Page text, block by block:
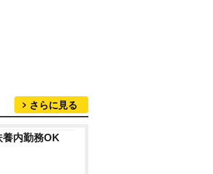
さらに見る
内勤務OK